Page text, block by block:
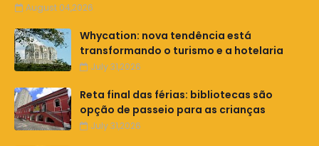
August 04,2026
Whycation: nova tendência está
transformando o turismo e a hotelaria
July 31,2026
Reta final das férias: bibliotecas são
opção de passeio para as crianças
July 31,2026